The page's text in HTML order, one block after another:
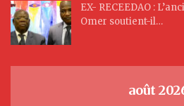
EX- RECEEDAO :
Omer soutient-il…
août